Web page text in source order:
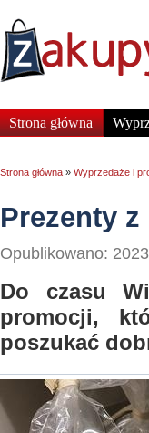
Strona główna
Strona główna » Wyprzedaże i
Prezenty z
Opublikowano:
Do czasu
promocji,
poszukać